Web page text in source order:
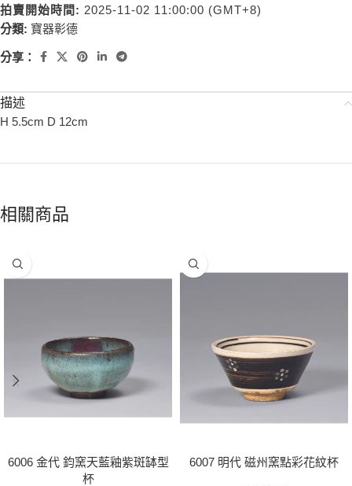
拍賣開始時間: 2025-11-02 11:00:00 (GMT+8)
分類: 寶器彰德
分享：
描述
H 5.5cm D 12cm
相關商品
6006 金代 鈞窯天藍釉紫斑缽型
杯
6007 明代 磁州窯點彩花紋杯